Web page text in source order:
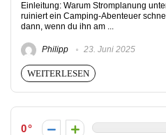
Einleitung: Warum Stromplanung
ruiniert ein Camping-Abenteuer
dann, wenn du ihn am ...
Philipp 23. Juni 2025
WEITERLESEN
0